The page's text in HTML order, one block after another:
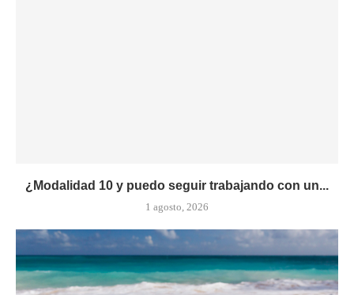
¿Modalidad 10 y puedo seguir trabajando con un...
1 agosto, 2026